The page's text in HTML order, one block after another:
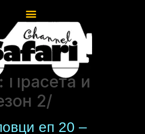
Прасета и
2/
еп 20 –